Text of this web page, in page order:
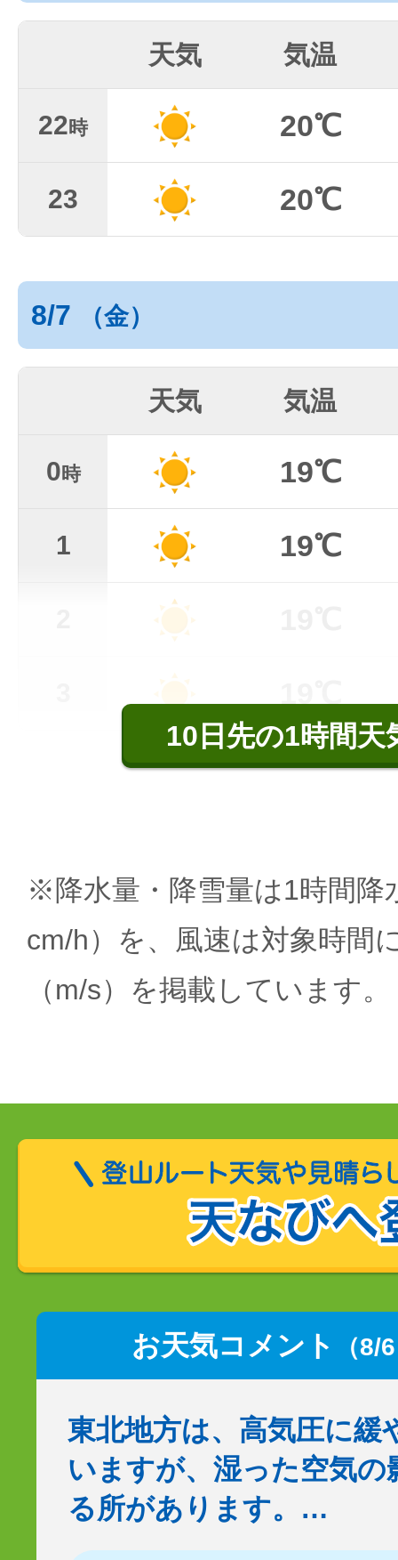
天気 気温
22時 20℃
23 20℃
8/7 （金）
天気 気温
0時 19℃
1 19℃
10日先の1時間天
※降水量・降雪量は1時間降
cm/h）を、風速は対象時間
（m/s）を掲載しています。
お天気コメント （8/
東北地方は、高気圧に緩
いますが、湿った空気の
る所があります。…